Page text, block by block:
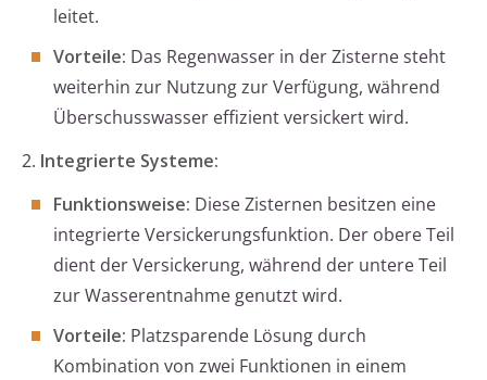
leitet.
Vorteile: Das Regenwasser in der Zisterne steht
weiterhin zur Nutzung zur Verfügung, während
Überschusswasser effizient versickert wird.
2. Integrierte Systeme:
Funktionsweise: Diese Zisternen besitzen eine
integrierte Versickerungsfunktion. Der obere Teil
dient der Versickerung, während der untere Teil
zur Wasserentnahme genutzt wird.
Vorteile: Platzsparende Lösung durch
Kombination von zwei Funktionen in einem